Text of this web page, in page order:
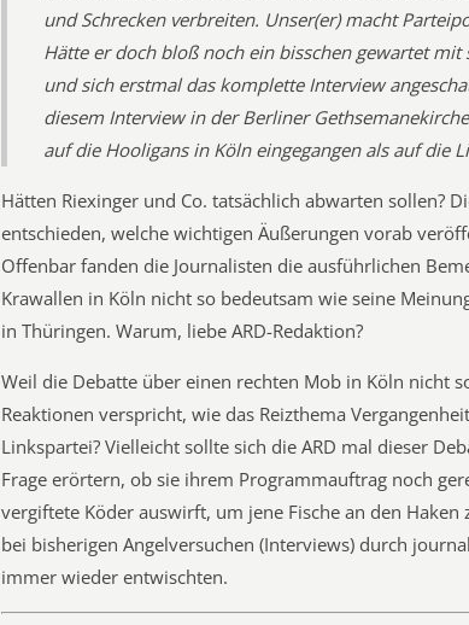
und Schrecken verbreiten. Unser(er) macht
Hätte er doch bloß noch ein bisschen gewartet
und sich erstmal das komplette Interview
diesem Interview in der Berliner
auf die Hooligans in Köln eingegangen als auf die
Hätten Riexinger und Co. tatsächlich abwarten sollen?
entschieden, welche wichtigen Äußerungen vorab
Offenbar fanden die Journalisten die ausführlichen
Krawallen in Köln nicht so bedeutsam wie seine
in Thüringen. Warum, liebe ARD-Redaktion?
Weil die Debatte über einen rechten Mob in Köln nicht
Reaktionen verspricht, wie das Reizthema
Linkspartei? Vielleicht sollte sich die ARD mal dieser
Frage erörtern, ob sie ihrem Programmauftrag noch
vergiftete Köder auswirft, um jene Fische an den
bei bisherigen Angelversuchen (Interviews) durch
immer wieder entwischten.